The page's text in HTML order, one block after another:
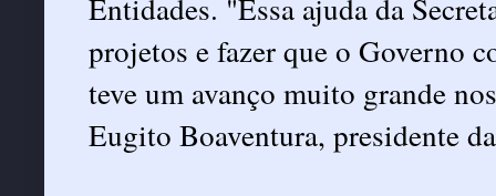
projetos e fazer que o Governo
teve um avanço muito grande
Eugito Boaventura, presidente